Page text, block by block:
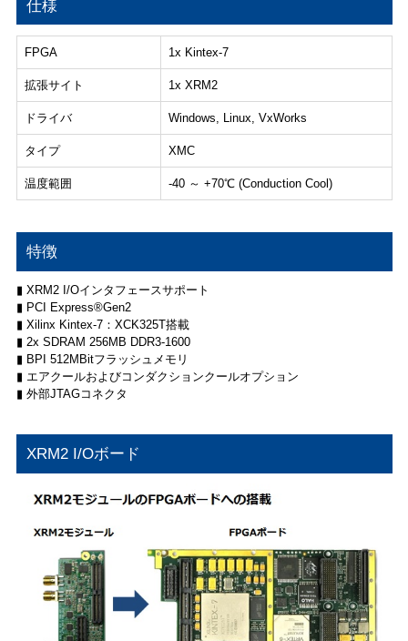
仕様
FPGA 1x Kintex-7
拡張サイト 1x XRM2
ドライバ Windows, Linux, VxWorks
タイプ XMC
温度範囲 -40 ～ +70℃ (Conduction Cool)
特徴
▮ XRM2 I/Oインタフェースサポート
▮ PCI Express®Gen2
▮ Xilinx Kintex-7：XCK325T搭載
▮ 2x SDRAM 256MB DDR3-1600
▮ BPI 512MBitフラッシュメモリ
▮ エアクールおよびコンダクションクールオプション
▮ 外部JTAGコネクタ
XRM2 I/Oボード